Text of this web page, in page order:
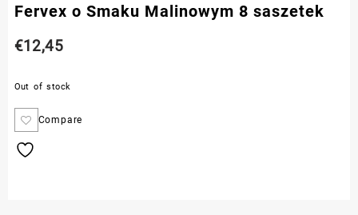
Fervex o Smaku Malinowym 8 saszetek
€12,45
Out of stock
Compare